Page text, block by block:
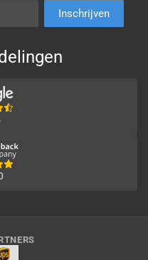
Inschrijven